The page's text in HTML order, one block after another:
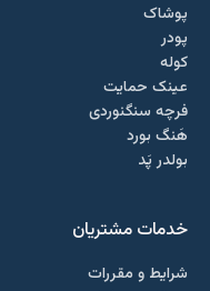
پوشاک
پودر
کوله
عینک حمایت
فرچه سنگنوردی
هَنگ بورد
بولدر پَد
خدمات مشتریان
شرایط و مقررات